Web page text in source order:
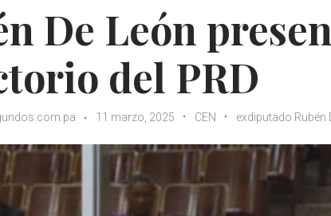
De León
del PRD
11 marzo, 2025 CEN exdiputado Rubén